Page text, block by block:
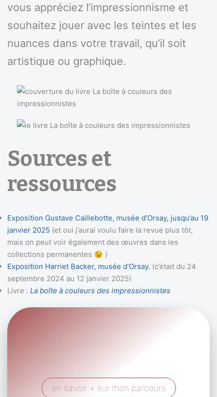
vous appréciez l’impressionnisme et
souhaitez jouer avec les teintes et les
nuances dans votre travail, qu’il soit
artistique ou graphique.
Sources et
ressources
Exposition Gustave Caillebotte, musée d’Orsay, jusqu’au 19
janvier 2025 (et oui j’aurai voulu faire la revue plus tôt,
mais on peut voir également des œuvres dans les
collections permanentes 😉 )
Exposition Harriet Backer, musée d’Orsay. (c’était du 24
septembre 2024 au 12 janvier 2025)
Livre : La boîte à couleurs des impressionnistes
en savoir + sur mon parcours